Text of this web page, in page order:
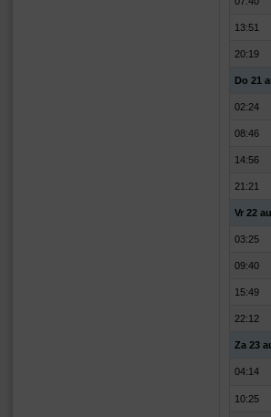
13:51
20:19
Do 21
02:24
08:46
14:56
21:21
Vr 22
03:25
09:40
15:49
22:12
Za 23
04:14
10:25